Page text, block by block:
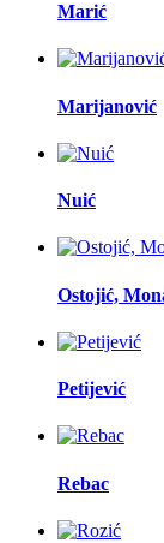
Marić
Marijanović
Nuić
Ostojić,
Petijević
Rebac